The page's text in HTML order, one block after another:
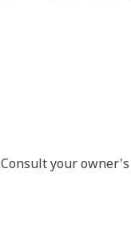
Consult your